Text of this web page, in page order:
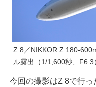
Z 8／NIKKOR Z 180-
ル露出（1/1,600秒、
今回の撮影はZ 8で行